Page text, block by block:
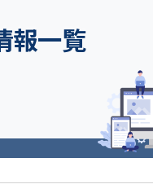
報一覧